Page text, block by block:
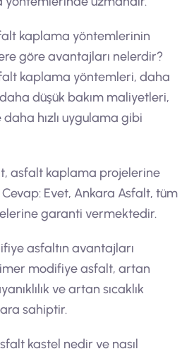
kaplama yöntemlerinin
göre avantajları nelerdir?
kaplama yöntemleri, daha
daha düşük bakım maliyetleri,
hızlı uygulama gibi
asfalt kaplama projelerine
Evet, Ankara Asfalt, tüm
garanti vermektedir.
asfaltın avantajları
modifiye asfalt, artan
ve artan sıcaklık
sahiptir.
kastel nedir ve nasıl